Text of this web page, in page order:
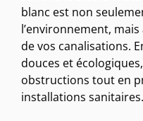
blanc est non
l’environnement,
de vos canalisations.
douces et
obstructions tout en
installations sanitaires.